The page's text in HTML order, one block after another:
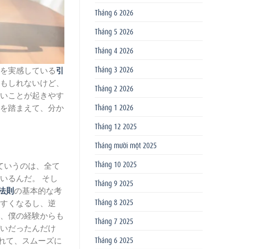
実感している引
しれないけど、
ことが起きやす
踏まえて、分か
いうのは、全て
るんだ。 そし
則の基本的な考
くなるし、逆
僕の経験からも
だったんだけ
て、スムーズに
Tháng 6 2026
Tháng 5 2026
Tháng 4 2026
Tháng 3 2026
Tháng 2 2026
Tháng 1 2026
Tháng 12 2025
Tháng mười một 2025
Tháng 10 2025
Tháng 9 2025
Tháng 8 2025
Tháng 7 2025
Tháng 6 2025